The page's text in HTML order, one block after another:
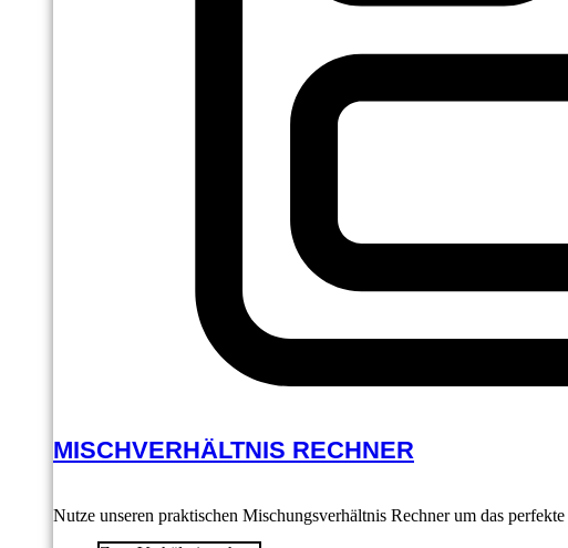
MISCHVERHÄLTNIS RECHNER
Nutze unseren praktischen Mischungsverhältnis Rechner um das